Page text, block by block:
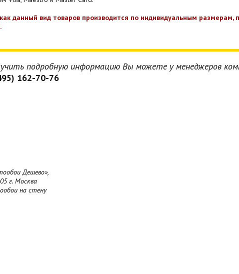
данный вид товаров производится по индивидуальным размерам,
подробную информацию Вы можете у менеджеров
162-70-76
Дешево»,
г. Москва
на стену